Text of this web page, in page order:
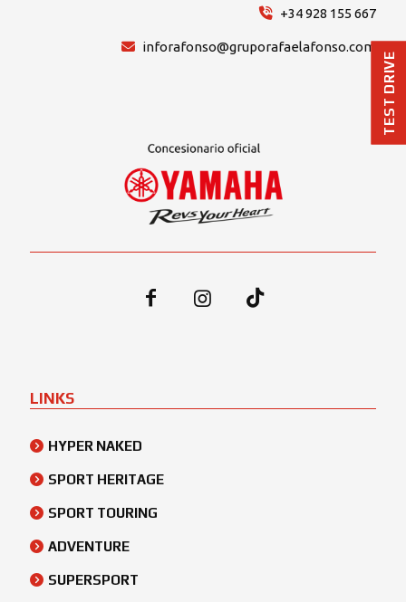
+34 928 155 667
inforafonso@gruporafaelafonso.com
LINKS
HYPER NAKED
SPORT HERITAGE
SPORT TOURING
ADVENTURE
SUPERSPORT
TEST DRIVE